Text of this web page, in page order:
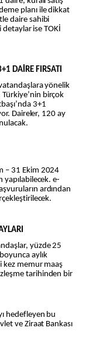
planı ile dikkat
daire sahibi
ise TOKİ
DAİRE FIRSATI
yönelik
birçok
3+1
Daireler, 120 ay
– 31 Ekim 2024
yapılabilecek. e-
ardından
yüzde 25
aylık
kez memur maaş
tarihinden bir
hedefleyen bu
ve Ziraat Bankası